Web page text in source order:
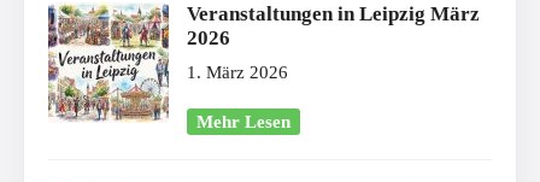
Veranstaltungen in Leipzig März
2026
1. März 2026
Mehr Lesen